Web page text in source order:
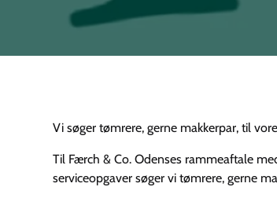
Vi søger tømrere, gerne makkerpar, til
Til Færch & Co. Odenses rammeaftale
serviceopgaver søger vi tømrere, gerne